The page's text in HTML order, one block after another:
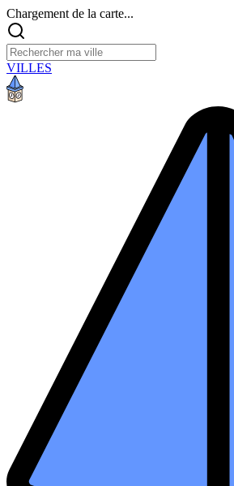
Chargement de la carte...
VILLES